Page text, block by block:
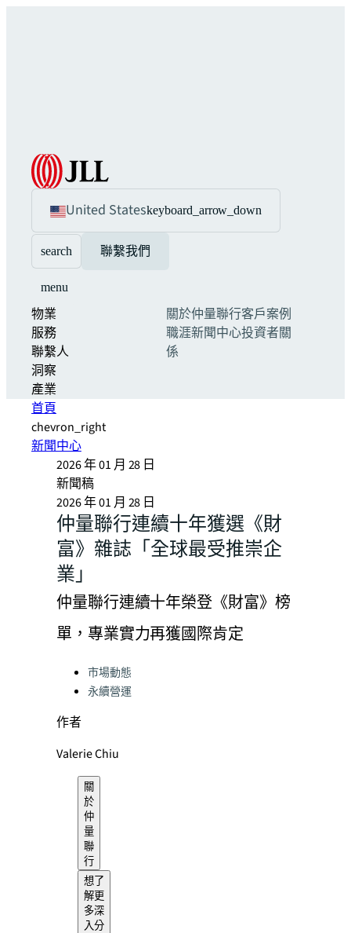
United Stateskeyboard_arrow_down
search 聯繫我們
menu
物業
服務
聯繫人
洞察
產業
關於仲量聯行客戶案例
職涯新聞中心投資者關
係
首頁
chevron_right
新聞中心
2026 年 01 月 28 日
新聞稿
2026 年 01 月 28 日
仲量聯行連續十年獲選《財
富》雜誌「全球最受推崇企
業」
仲量聯行連續十年榮登《財富》榜
單，專業實力再獲國際肯定
Categories:
市場動態
永續營運
作者
Valerie Chiu
關
於
仲
量
聯
行
想了
解更
多深
入分